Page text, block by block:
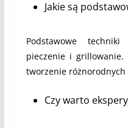
Jakie są
Podstawowe
pieczenie i
tworzenie różnorodnych
Czy warto